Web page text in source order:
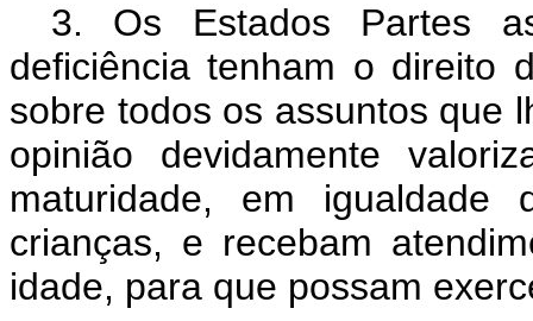
3. Os Estados Partes
deficiência tenham o direito
sobre todos os assuntos que
opinião devidamente
maturidade, em igualdade
crianças, e recebam
idade, para que possam